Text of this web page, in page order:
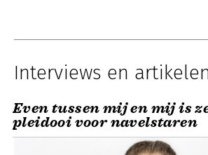
Interviews en
Even tussen mij en mij is
pleidooi voor navelstaren